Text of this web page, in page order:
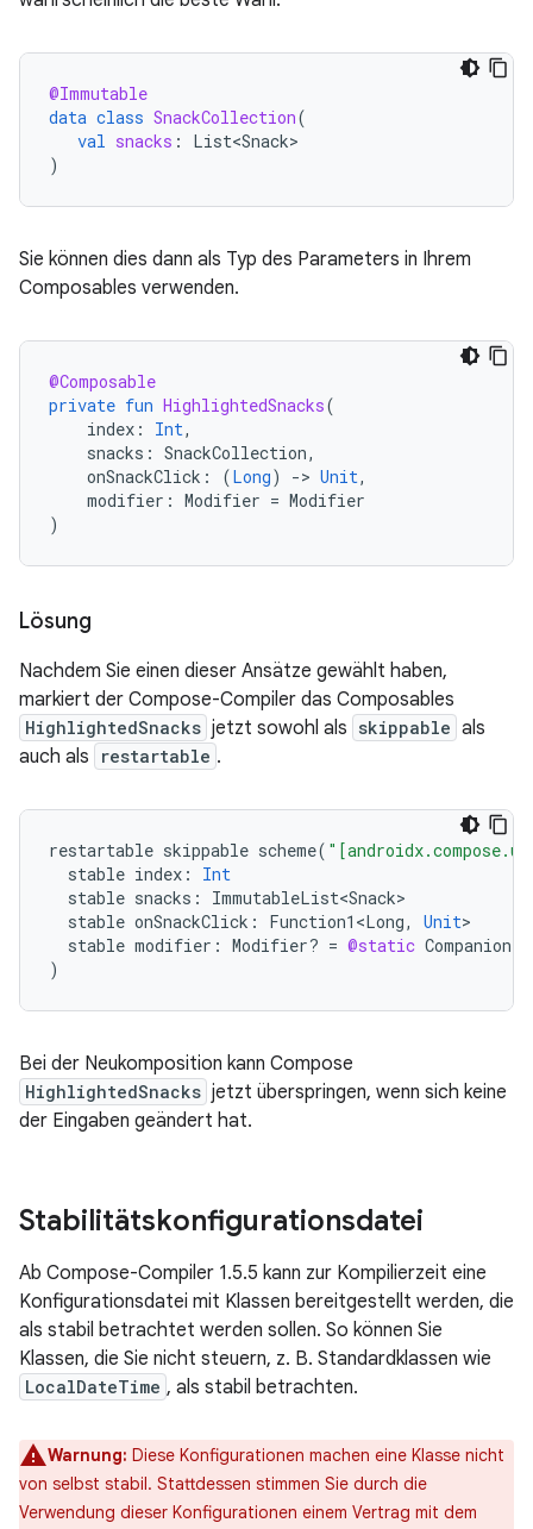
@Immutable
data class SnackCollection(
val snacks :
List<Snack>
)
Sie können dies dann als Typ des Parameters in Ihrem
Composables verwenden.
@Composable
private fun HighlightedSnacks(
index : Int,
snacks : SnackCollection,
onSnackClick : (Long) -> Unit,
modifier : Modifier = Modifier
)
Lösung
Nachdem Sie einen dieser Ansätze gewählt haben,
markiert der Compose-Compiler das Composables
HighlightedSnacks jetzt sowohl als skippable als
auch als
restartable .
restartable skippable scheme(
stable index :
Int
stable snacks :
ImmutableList<Snack>
stable onSnackClick : Function1<Long, Unit
stable modifier : Modifier? = @static Companion
)
Bei der Neukomposition kann Compose
HighlightedSnacks jetzt überspringen, wenn sich keine
der Eingaben geändert hat.
Stabilitätskonfigurationsdatei
Ab Compose-Compiler 1.5.5 kann zur Kompilierzeit eine
Konfigurationsdatei mit Klassen bereitgestellt werden, die
als stabil betrachtet werden sollen. So können Sie
Klassen, die Sie nicht steuern, z. B. Standardklassen wie
LocalDateTime , als stabil betrachten.
Warnung: Diese Konfigurationen machen eine Klasse nicht
von selbst stabil. Stattdessen stimmen Sie durch die
Verwendung dieser Konfigurationen einem Vertrag mit dem